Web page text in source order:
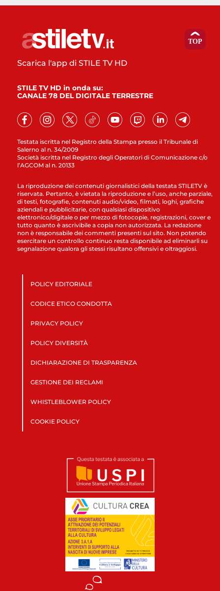
Testata iscritta nel Registro della Stampa presso il Tribunale di
Salerno al n. 34/2009
Società iscritta nel Registro degli Operatori di Comunicazione c/o
l’AGCOM al n. 20133
Scarica l'app di STILE TV HD
STILE TV HD in onda su:
CANALE 78 DEL DIGITALE TERRESTRE
La riproduzione dei contenuti giornalistici della testata STILETV è
riservata. Pertanto, è vietata la riproduzione e l’uso, anche parziale,
di testi, fotografie, contenuti audio/video, filmati, loghi, grafiche
aziendali e pubblicitarie, con qualsiasi dispositivo
elettronico/digitale o per mezzo di fotocopie, registrazioni, cover e
tutto quanto è ascrivibile a copia non autorizzata. La redazione
non è responsabile dei commenti presenti sul sito. Non potendo
esercitare un controllo continuo resta disponibile ad eliminarli su
segnalazione qualora gli stessi risultano offensivi e oltraggiosi.
POLICY EDITORIALE
CODICE ETICO CONDOTTA
PRIVACY POLICY
POLICY DIVERSITÀ
DICHIARAZIONE DI TRASPARENZA
GESTIONE DEI RECLAMI
WHISTLEBLOWER POLICY
COOKIE POLICY